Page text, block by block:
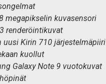
megapikselin kuvasensori
renderöintikuvat
uusi Kirin 710 järjestelmäpiiri
kuollut
Galaxy Note 9 vuotokuvat